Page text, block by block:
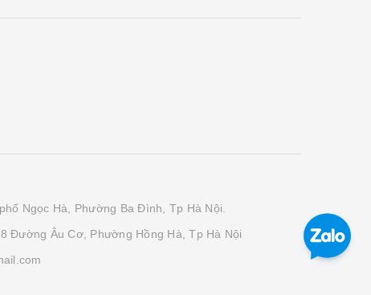
Ngọc Hà, Phường Ba Đình, Tp Hà Nội.
Đường Âu Cơ, Phường Hồng Hà, Tp Hà Nội